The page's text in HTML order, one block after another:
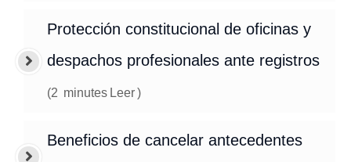
Protección constitucional de oficinas y
despachos profesionales ante registros
(2 minutes Leer)
Beneficios de cancelar antecedentes